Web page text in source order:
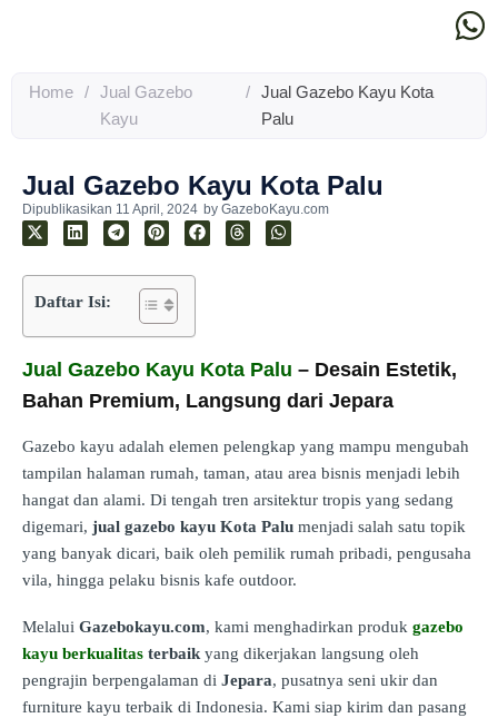
Home / Jual Gazebo
Kayu
/
Jual Gazebo Kayu Kota
Palu
Jual Gazebo Kayu Kota Palu
Dipublikasikan 11 April, 2024 by GazeboKayu.com
Daftar Isi:
Jual Gazebo Kayu Kota Palu – Desain Estetik,
Bahan Premium, Langsung dari Jepara
Gazebo kayu adalah elemen pelengkap yang mampu mengubah
tampilan halaman rumah, taman, atau area bisnis menjadi lebih
hangat dan alami. Di tengah tren arsitektur tropis yang sedang
digemari, jual gazebo kayu Kota Palu menjadi salah satu topik
yang banyak dicari, baik oleh pemilik rumah pribadi, pengusaha
vila, hingga pelaku bisnis kafe outdoor.
Melalui Gazebokayu.com, kami menghadirkan produk gazebo
kayu berkualitas terbaikyang dikerjakan langsung oleh
pengrajin berpengalaman di Jepara, pusatnya seni ukir dan
furniture kayu terbaik di Indonesia. Kami siap kirim dan pasang